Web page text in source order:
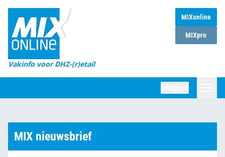
MIXonline
MIXpro
Vakinfo voor DHZ-(r)etail
Home
Magazines
DHZ Sessie
Marktcijfers
MIX nieuwsbrief